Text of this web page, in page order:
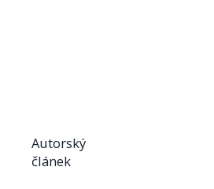
Autorský
článek